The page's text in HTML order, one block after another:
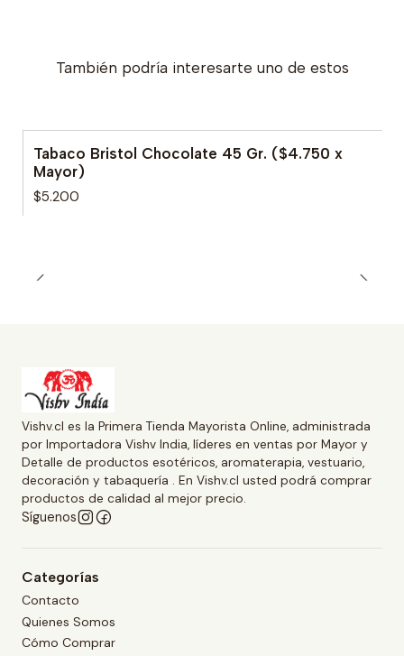
También podría interesarte uno de estos
Tabaco Bristol Chocolate 45 Gr. ($4.750 x
Mayor)
$5.200
Vishv.cl es la Primera Tienda Mayorista Online, administrada
por Importadora Vishv India, líderes en ventas por Mayor y
Detalle de productos esotéricos, aromaterapia, vestuario,
decoración y tabaquería . En Vishv.cl usted podrá comprar
productos de calidad al mejor precio.
Síguenos
Categorías
Contacto
Quienes Somos
Cómo Comprar